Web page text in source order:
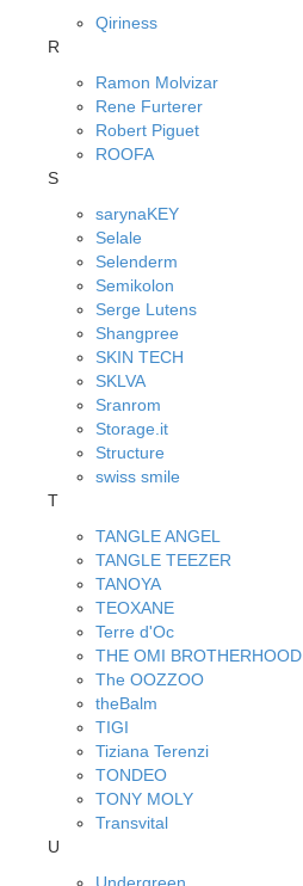
Qiriness
R
Ramon Molvizar
Rene Furterer
Robert Piguet
ROOFA
S
sarynaKEY
Selale
Selenderm
Semikolon
Serge Lutens
Shangpree
SKIN TECH
SKLVA
Sranrom
Storage.it
Structure
swiss smile
T
TANGLE ANGEL
TANGLE TEEZER
TANOYA
TEOXANE
Terre d'Oc
THE OMI BROTHERHOOD
The OOZZOO
theBalm
TIGI
Tiziana Terenzi
TONDEO
TONY MOLY
Transvital
U